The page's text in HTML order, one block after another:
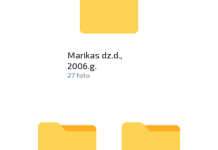
Marikas dz.d.,
2006.g.
27 foto